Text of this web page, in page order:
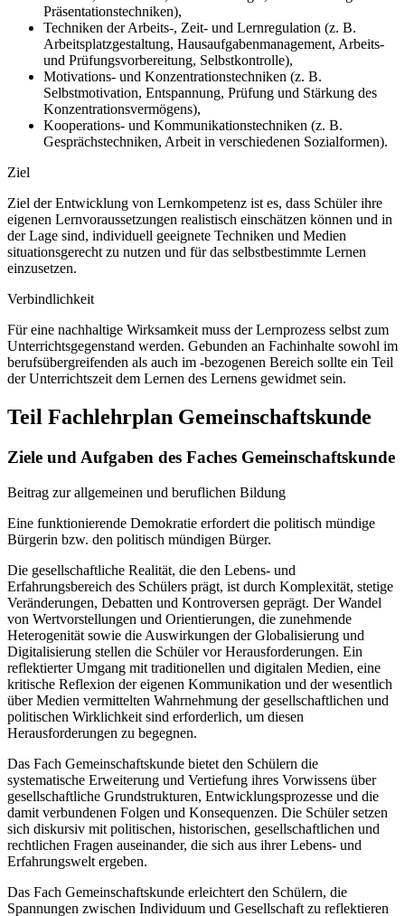
Präsentationstechniken),
Techniken der Arbeits-, Zeit- und Lernregulation (z. B.
Arbeitsplatzgestaltung, Hausaufgabenmanagement, Arbeits-
und Prüfungsvorbereitung, Selbstkontrolle),
Motivations- und Konzentrationstechniken (z. B.
Selbstmotivation, Entspannung, Prüfung und Stärkung des
Konzentrationsvermögens),
Kooperations- und Kommunikationstechniken (z. B.
Gesprächstechniken, Arbeit in verschiedenen Sozialformen).
Ziel
Ziel der Entwicklung von Lernkompetenz ist es, dass Schüler ihre
eigenen Lernvoraussetzungen realistisch einschätzen können und in
der Lage sind, individuell geeignete Techniken und Medien
situationsgerecht zu nutzen und für das selbstbestimmte Lernen
einzusetzen.
Verbindlichkeit
Für eine nachhaltige Wirksamkeit muss der Lernprozess selbst zum
Unterrichtsgegenstand werden. Gebunden an Fachinhalte sowohl im
berufsübergreifenden als auch im -bezogenen Bereich sollte ein Teil
der Unterrichtszeit dem Lernen des Lernens gewidmet sein.
Teil Fachlehrplan Gemeinschaftskunde
Ziele und Aufgaben des Faches Gemeinschaftskunde
Beitrag zur allgemeinen und beruflichen Bildung
Eine funktionierende Demokratie erfordert die politisch mündige
Bürgerin bzw. den politisch mündigen Bürger.
Die gesellschaftliche Realität, die den Lebens- und
Erfahrungsbereich des Schülers prägt, ist durch Komplexität, stetige
Veränderungen, Debatten und Kontroversen geprägt. Der Wandel
von Wertvorstellungen und Orientierungen, die zunehmende
Heterogenität sowie die Auswirkungen der Globalisierung und
Digitalisierung stellen die Schüler vor Herausforderungen. Ein
reflektierter Umgang mit traditionellen und digitalen Medien, eine
kritische Reflexion der eigenen Kommunikation und der wesentlich
über Medien vermittelten Wahrnehmung der gesellschaftlichen und
politischen Wirklichkeit sind erforderlich, um diesen
Herausforderungen zu begegnen.
Das Fach Gemeinschaftskunde bietet den Schülern die
systematische Erweiterung und Vertiefung ihres Vorwissens über
gesellschaftliche Grundstrukturen, Entwicklungsprozesse und die
damit verbundenen Folgen und Konsequenzen. Die Schüler setzen
sich diskursiv mit politischen, historischen, gesellschaftlichen und
rechtlichen Fragen auseinander, die sich aus ihrer Lebens- und
Erfahrungswelt ergeben.
Das Fach Gemeinschaftskunde erleichtert den Schülern, die
Spannungen zwischen Individuum und Gesellschaft zu reflektieren